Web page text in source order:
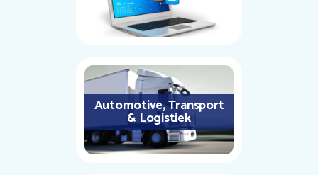
Automotive, Transport
& Logistiek